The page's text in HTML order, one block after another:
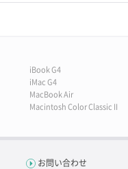
iBook G4
iMac G4
MacBook Air
Macintosh Color Classic II
お問い合わせ